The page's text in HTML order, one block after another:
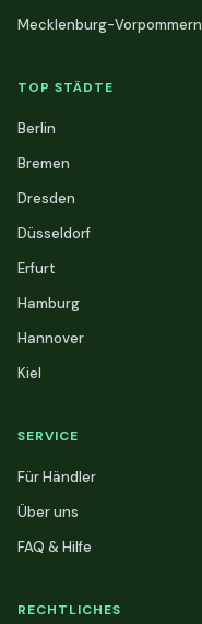
Mecklenburg-Vorpommern
TOP STÄDTE
Berlin
Bremen
Dresden
Düsseldorf
Erfurt
Hamburg
Hannover
Kiel
SERVICE
Für Händler
Über uns
FAQ & Hilfe
RECHTLICHES